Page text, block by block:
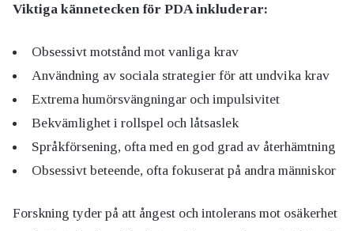
Viktiga kännetecken för PDA inkluderar:
Obsessivt motstånd mot vanliga krav
Användning av sociala strategier för att undvika krav
Extrema humörsvängningar och impulsivitet
Bekvämlighet i rollspel och låtsaslek
Språkförsening, ofta med en god grad av återhämtning
Obsessivt beteende, ofta fokuserat på andra människor
Forskning tyder på att ångest och intolerans mot osäkerhet